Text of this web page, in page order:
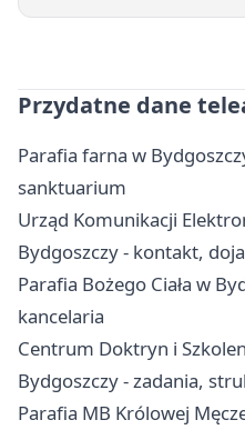
Przydatne dane
Parafia farna w
sanktuarium
Urząd Komunikacji
Bydgoszczy - kontakt,
Parafia Bożego Ciała w
kancelaria
Centrum Doktryn i
Bydgoszczy - zadania,
Parafia MB Królowej